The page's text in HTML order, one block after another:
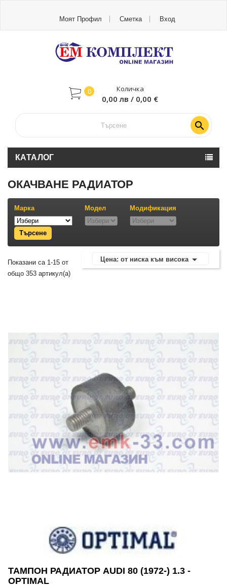
Моят Профил Сметка Вход
Количка
0
0,00 лв / 0,00 €

КАТАЛОГ
ОКАЧВАНЕ РАДИАТОР
Марка Модел Модификация
Цена: от ниска към висока
Показани са 1-15 от
общо 353 артикул(а)
ТАМПОН РАДИАТОР AUDI 80 (1972-) 1.3 -
OPTIMAL